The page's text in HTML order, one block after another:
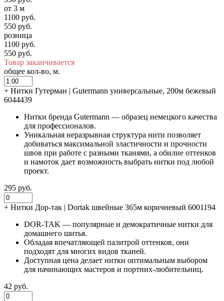
от 3 м
1100 руб.
550 руб.
розница
1100 руб.
550 руб.
Товар заканчивается
общее кол-во, м.
+ Нитки Гутерман | Gutermann универсальные, 200м бежевый
6044439
Нитки бренда Gutermann — образец немецкого качества
для профессионалов.
Уникальная неразрывная структура нити позволяет
добиваться максимальной эластичности и прочности
швов при работе с разными тканями, а обилие оттенков
и намоток дает возможность выбрать нитки под любой
проект.
295 руб.
+ Нитки Дор-так | Dortak швейные 365м коричневый 6001194
DOR-TAK — популярные и демократичные нитки для
домашнего шитья.
Обладая впечатляющей палитрой оттенков, они
подходят для многих видов тканей.
Доступная цена делает нитки оптимальным выбором
для начинающих мастеров и портних-любительниц.
42 руб.